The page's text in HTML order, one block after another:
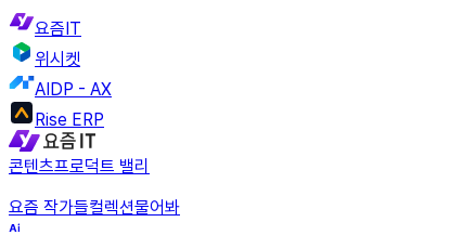
요즘IT
위시켓
AIDP - AX
Rise ERP
콘텐츠프로덕트 밸리
요즘 작가들컬렉션물어봐